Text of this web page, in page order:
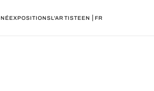
EXPOSITIONSL'ARTISTEEN FR